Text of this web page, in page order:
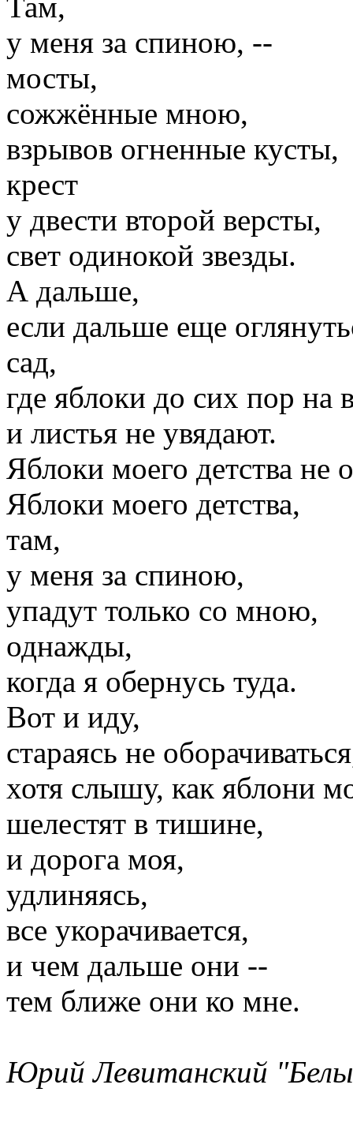
Там,
у меня за спиною, --
мосты,
сожжённые мною,
взрывов огненные кусты,
крест
у двести второй версты,
свет одинокой звезды.
А дальше,
если дальше еще
сад,
где яблоки до сих пор на
и листья не увядают.
Яблоки моего детства не
Яблоки моего детства,
там,
у меня за спиною,
упадут только со мною,
однажды,
когда я обернусь туда.
Вот и иду,
стараясь не
хотя слышу, как яблони
шелестят в тишине,
и дорога моя,
удлиняясь,
все укорачивается,
и чем дальше они --
тем ближе они ко мне.
Юрий Левитанский